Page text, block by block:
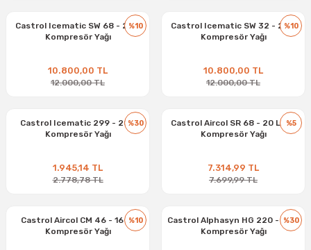
%10
Castrol Icematic SW 68 - 20 L
Kompresör Yağı
10.800,00 TL
12.000,00 TL
%10
Castrol Icematic SW 32 - 20 L
Kompresör Yağı
10.800,00 TL
12.000,00 TL
%30
Castrol Icematic 299 - 20 L
Kompresör Yağı
1.945,14 TL
2.778,78 TL
%5
Castrol Aircol SR 68 - 20 Litre
Kompresör Yağı
7.314,99 TL
7.699,99 TL
%10
Castrol Aircol CM 46 - 16 kg
Kompresör Yağı
%30
Castrol Alphasyn HG 220 - 20 L
Kompresör Yağı